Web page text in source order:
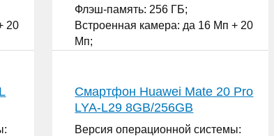
20
Флэш-память: 256 ГБ;
Встроенная камера: да 16 Мп + 20
Мп;
Смартфон Huawei Mate 20 Pro
LYA-L29 8GB/256GB
Версия операционной системы: